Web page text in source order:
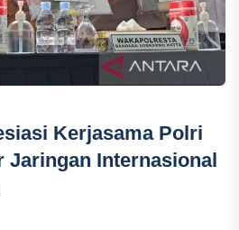
Kerjasama Polri
Jaringan Internasional